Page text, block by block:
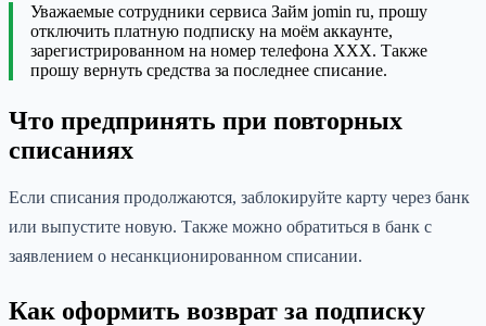
Уважаемые сотрудники сервиса Займ jomin ru, прошу
отключить платную подписку на моём аккаунте,
зарегистрированном на номер телефона XXX. Также
прошу вернуть средства за последнее списание.
Что предпринять при повторных
списаниях
Если списания продолжаются, заблокируйте карту через банк
или выпустите новую. Также можно обратиться в банк с
заявлением о несанкционированном списании.
Как оформить возврат за подписку